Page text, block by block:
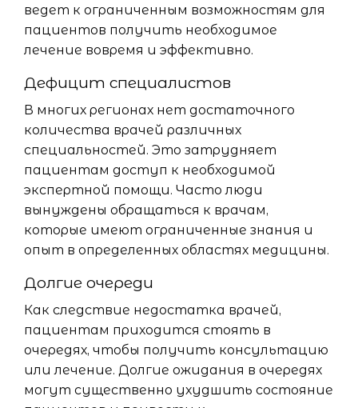
ведет к ограниченным возможностям для
пациентов получить необходимое
лечение вовремя и эффективно.
Дефицит специалистов
В многих регионах нет достаточного
количества врачей различных
специальностей. Это затрудняет
пациентам доступ к необходимой
экспертной помощи. Часто люди
вынуждены обращаться к врачам,
которые имеют ограниченные знания и
опыт в определенных областях медицины.
Долгие очереди
Как следствие недостатка врачей,
пациентам приходится стоять в
очередях, чтобы получить консультацию
или лечение. Долгие ожидания в очередях
могут существенно ухудшить состояние